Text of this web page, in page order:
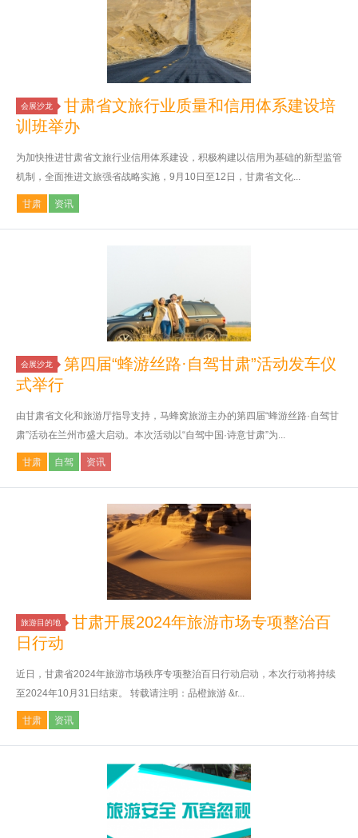
会展沙龙
甘肃省文旅行业质量和信用体系建设培
训班举办
为加快推进甘肃省文旅行业信用体系建设，积极构建以信用为基础的新型监管
机制，全面推进文旅强省战略实施，9月10日至12日，甘肃省文化...
甘肃 资讯
会展沙龙
第四届“蜂游丝路·自驾甘肃”活动发车仪
式举行
由甘肃省文化和旅游厅指导支持，马蜂窝旅游主办的第四届“蜂游丝路·自驾甘
肃”活动在兰州市盛大启动。本次活动以“自驾中国·诗意甘肃”为...
甘肃 自驾 资讯
旅游目的地
甘肃开展2024年旅游市场专项整治百
日行动
近日，甘肃省2024年旅游市场秩序专项整治百日行动启动，本次行动将持续
至2024年10月31日结束。 转载请注明：品橙旅游 &r...
甘肃 资讯